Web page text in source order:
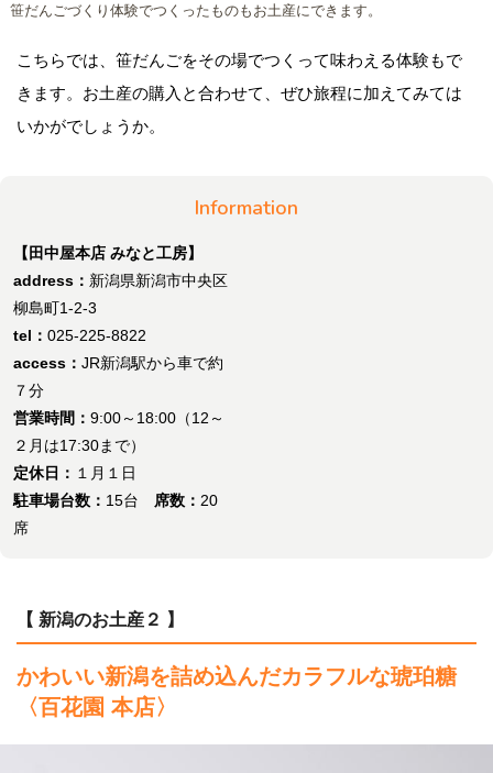
笹だんごづくり体験でつくったものもお土産にできます。
こちらでは、笹だんごをその場でつくって味わえる体験もで
きます。お土産の購入と合わせて、ぜひ旅程に加えてみては
いかがでしょうか。
Information
【田中屋本店 みなと工房】
address： 新潟県新潟市中央区
柳島町1-2-3
tel： 025-225-8822
access： JR新潟駅から車で約
７分
営業時間： 9:00～18:00（12～
２月は17:30まで）
定休日： １月１日
駐車場台数： 15台 席数： 20
席
【 新潟のお土産２ 】
かわいい新潟を詰め込んだカラフルな琥珀糖
〈百花園 本店〉